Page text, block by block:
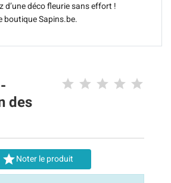
d’une déco fleurie sans effort !
boutique Sapins.be.
des
Noter le produit